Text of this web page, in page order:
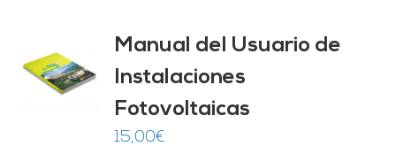
Manual del Usuario de
Instalaciones
Fotovoltaicas
15,00€